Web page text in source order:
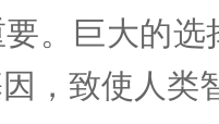
。巨大的
，致使人类